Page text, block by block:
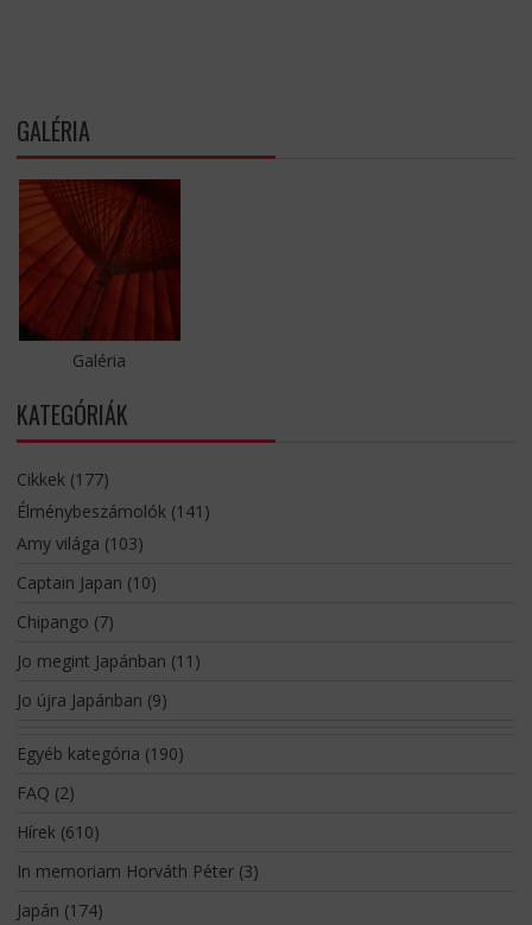
GALÉRIA
Galéria
KATEGÓRIÁK
Cikkek(177)
Élménybeszámolók(141)
Amy világa (103)
Captain Japan (10)
Chipango (7)
Jo megint Japánban (11)
Jo újra Japánban (9)
Egyéb kategória (190)
FAQ (2)
Hírek(610)
In memoriam Horváth Péter(3)
Japán (174)